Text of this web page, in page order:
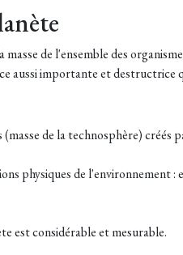
de l'ensemble des
aussi importante et destructrice
de la technosphère)
physiques de l'environnement
est considérable et mesurable.